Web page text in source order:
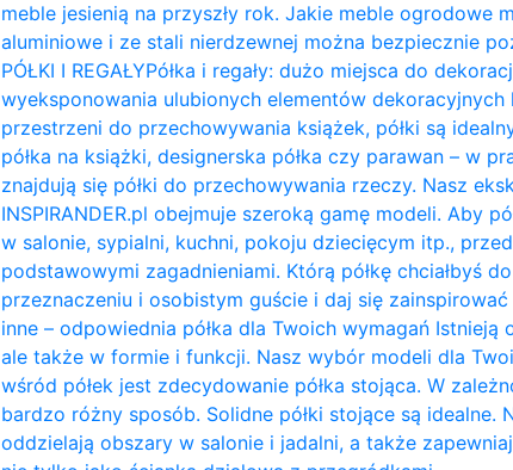
meble jesienią na przyszły rok. Jakie meble ogrodowe
aluminiowe i ze stali nierdzewnej można bezpiecznie
PÓŁKI I REGAŁYPółka i regały: dużo miejsca do
wyeksponowania ulubionych elementów
przestrzeni do przechowywania książek, półki są
półka na książki, designerska półka czy parawan – w
znajdują się półki do przechowywania rzeczy. Nasz
INSPIRANDER.pl obejmuje szeroką gamę modeli. Aby
w salonie, sypialni, kuchni, pokoju dziecięcym itp.,
podstawowymi zagadnieniami. Którą półkę chciałbyś
przeznaczeniu i osobistym guście i daj się
inne – odpowiednia półka dla Twoich wymagań
ale także w formie i funkcji. Nasz wybór modeli dla
wśród półek jest zdecydowanie półka stojąca. W
bardzo różny sposób. Solidne półki stojące są idealne.
oddzielają obszary w salonie i jadalni, a także